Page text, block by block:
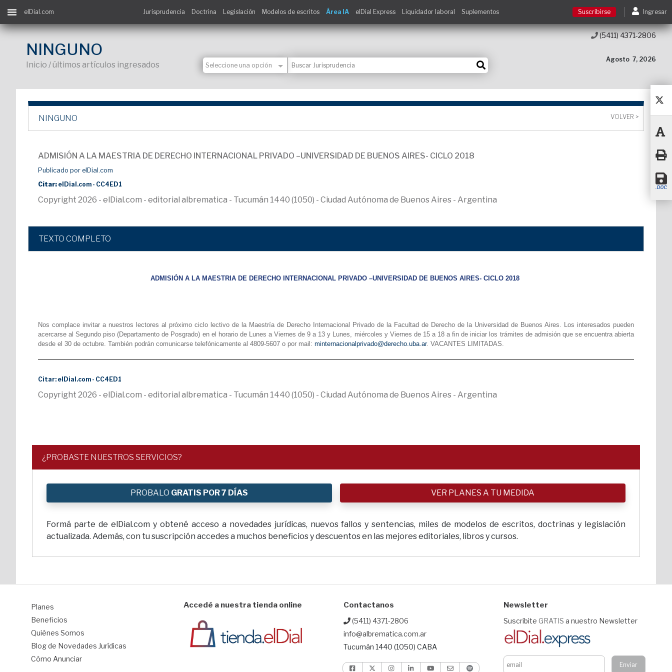
Suscribirse
Acceso a cursos
Contacto
elDial.com Jurisprudencia Doctrina Legislación Modelos de escritos Área IA elDial Express Liquidador laboral Suplementos Suscribirse Ingresar
NINGUNO
Inicio / últimos artículos ingresados
Agosto 7, 2026
(5411) 4371-2806
NINGUNO VOLVER >
ADMISIÓN A LA MAESTRIA DE DERECHO INTERNACIONAL PRIVADO –UNIVERSIDAD DE BUENOS AIRES- CICLO 2018
Publicado por elDial.com
Citar: elDial.com - CC4ED1
Copyright 2026 - elDial.com - editorial albrematica - Tucumán 1440 (1050) - Ciudad Autónoma de Buenos Aires - Argentina
TEXTO COMPLETO
ADMISIÓN A LA MAESTRIA DE DERECHO INTERNACIONAL PRIVADO –UNIVERSIDAD DE BUENOS AIRES- CICLO 2018
Nos complace invitar a nuestros lectores al próximo ciclo lectivo de la Maestría de Derecho Internacional Privado de la Facultad de Derecho de la Universidad de Buenos Aires. Los interesados pueden
acercarse al Segundo piso (Departamento de Posgrado) en el horario de Lunes a Viernes de 9 a 13 y Lunes, miércoles y Viernes de 15 a 18 a fin de iniciar los trámites de admisión que se encuentra abierta
desde el 30 de octubre. También podrán comunicarse telefónicamente al 4809-5607 o por mail: minternacionalprivado@derecho.uba.ar. VACANTES LIMITADAS.
Citar: elDial.com - CC4ED1
Copyright 2026 - elDial.com - editorial albrematica - Tucumán 1440 (1050) - Ciudad Autónoma de Buenos Aires - Argentina
¿PROBASTE NUESTROS SERVICIOS?
PROBALO GRATIS POR 7 DÍAS VER PLANES A TU MEDIDA
Formá parte de elDial.com y obtené acceso a novedades jurídicas, nuevos fallos y sentencias, miles de modelos de escritos, doctrinas y legislación
actualizada. Además, con tu suscripción accedes a muchos beneficios y descuentos en las mejores editoriales, libros y cursos.
Planes
Beneficios
Quiénes Somos
Blog de Novedades Jurídicas
Cómo Anunciar
Accedé a nuestra tienda online Contactanos
(5411) 4371-2806
info@albrematica.com.ar
Tucumán 1440 (1050) CABA
Newsletter
Suscribite GRATIS a nuestro Newsletter